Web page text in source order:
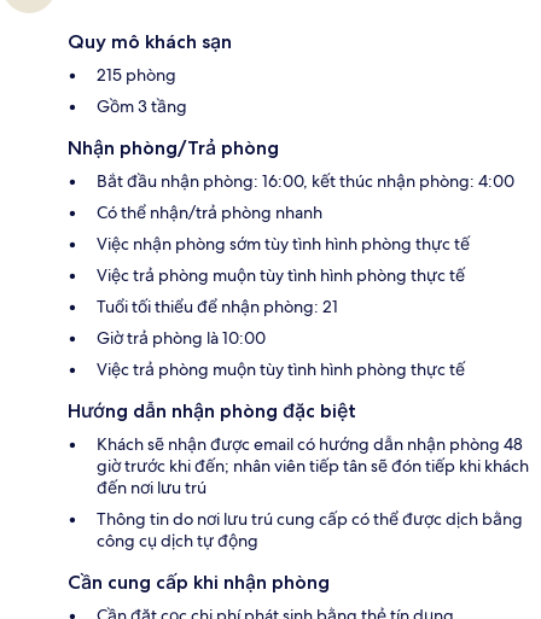
Quy mô khách sạn
215 phòng
Gồm 3 tầng
Nhận phòng/Trả phòng
Bắt đầu nhận phòng: 16:00, kết thúc nhận phòng: 4:00
Có thể nhận/trả phòng nhanh
Việc nhận phòng sớm tùy tình hình phòng thực tế
Việc trả phòng muộn tùy tình hình phòng thực tế
Tuổi tối thiểu để nhận phòng: 21
Giờ trả phòng là 10:00
Việc trả phòng muộn tùy tình hình phòng thực tế
Hướng dẫn nhận phòng đặc biệt
Khách sẽ nhận được email có hướng dẫn nhận phòng 48
giờ trước khi đến; nhân viên tiếp tân sẽ đón tiếp khi khách
đến nơi lưu trú
Thông tin do nơi lưu trú cung cấp có thể được dịch bằng
công cụ dịch tự động
Cần cung cấp khi nhận phòng